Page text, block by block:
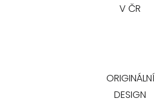
V ČR
ORIGINÁLNÍ
DESIGN